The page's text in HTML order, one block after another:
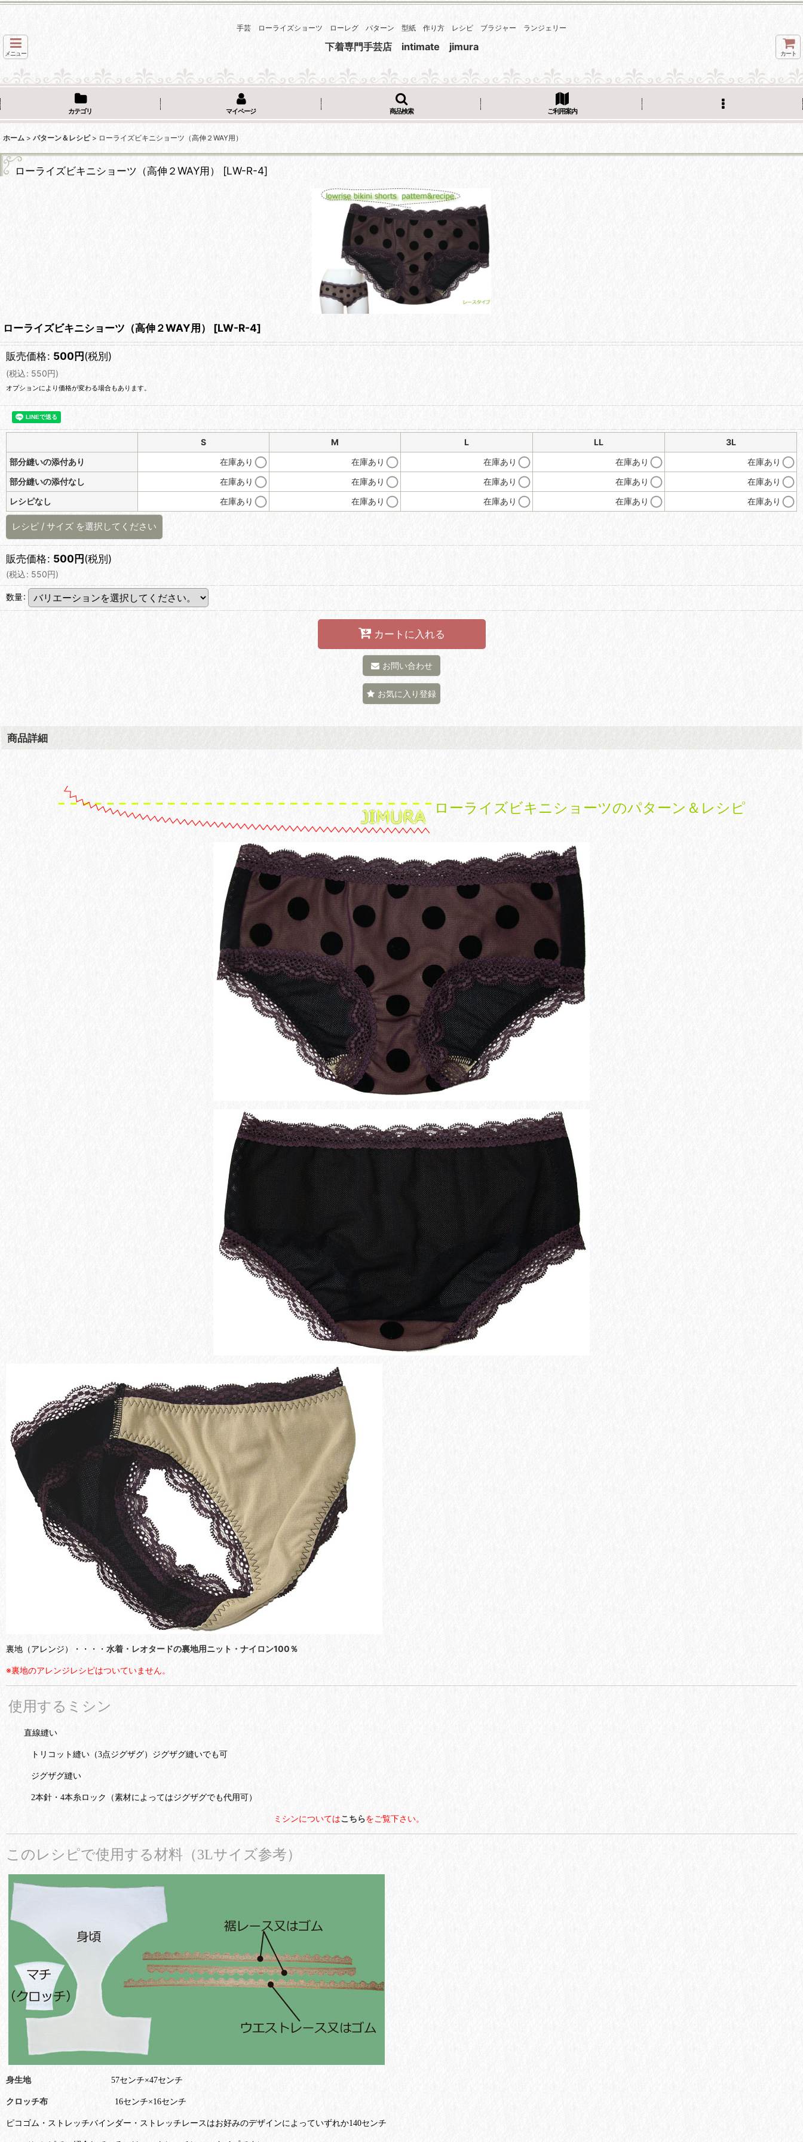
手芸 ローライズショーツ ローレグ パターン 型紙 作り方 レシピ ブラジャー ランジェリー
メニュー
下着専門手芸店 intimate jimura
カート
カテゴリ マイページ 商品検索 ご利用案内
ホーム > パターン＆レシピ > ローライズビキニショーツ（高伸２WAY用）
ローライズビキニショーツ（高伸２WAY用） [LW-R-4]
ローライズビキニショーツ（高伸２WAY用） [LW-R-4]
販売価格: 500円(税別)
(税込: 550円)
オプションにより価格が変わる場合もあります。
S M L LL
3L
部分縫いの添付あり
在庫あり 在庫あり 在庫あり 在庫あり
在庫あり
部分縫いの添付なし
在庫あり 在庫あり 在庫あり 在庫あり
在庫あり
レシピなし
在庫あり 在庫あり 在庫あり 在庫あり 在庫あり
レシピ / サイズ を選択してください
販売価格: 500円(税別)
(税込: 550円)
数量:
カートに入れる
お問い合わせ
お気に入り登録
商品詳細
ローライズビキニショーツのパターン＆レシピ
裏地（アレンジ）・・・・ 水着・レオタードの裏地用ニット・ナイロン100％
※裏地のアレンジレシピはついていません。
使用するミシン
直線縫い
トリコット縫い（3点ジグザグ）ジグザグ縫いでも可
ジグザグ縫い
2本針・4本糸ロック（素材によってはジグザグでも代用可）
ミシンについてはこちらをご覧下さい。
このレシピで使用する材料（3Lサイズ参考）
身生地57センチ×47センチ
クロッチ布 16センチ×16センチ
ピコゴム・ストレッチバインダー・ストレッチレースはお好みのデザインによっていずれか140センチ